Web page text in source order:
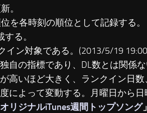
。
を各時刻の順位として記録する。
る。
イン対象である。(2013/5/19
自の指標であり、DL数とは関係
高いほど大きく、ランクイン日
によって変動する。月曜日から
オリジナルiTunes週間トップソング」